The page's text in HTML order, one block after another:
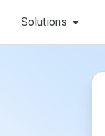
Solutions